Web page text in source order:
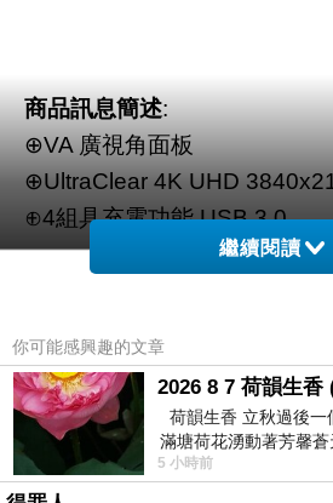
商品訊息簡述:
⊕VA 廣視角面板
⊕UltraClear 4K UHD
⊕4組具充電功能 USB 3.0
繼續閱讀
你可能感興趣的文章
2026 8 7 荷韻生香
荷韻生香 立秋過後
滿塘荷花湧動著芳馨
幽泉中復有蛙鳴嘓嘓水
5 小時前